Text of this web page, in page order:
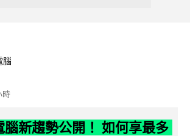
腦
時
新趨勢公開！ 如何享最多